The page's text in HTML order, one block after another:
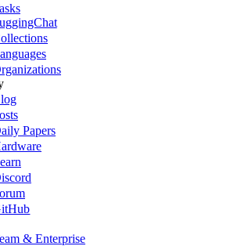
Papers
& Enterprise